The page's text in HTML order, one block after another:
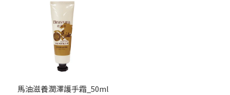
馬油滋養潤澤護手霜_50ml